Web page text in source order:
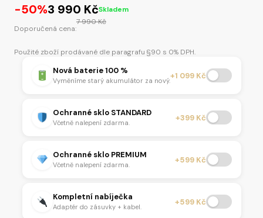
-50%Původní
cena
7
990 Kč.
3 990 KčAktuální
cena
3
990 Kč.
Skladem
Doporučená cena:
7 990Kč
Použité zboží prodávané dle paragrafu §90 s 0% DPH.
Nová baterie 100 %
Vyměníme starý akumulátor za nový.+1 099 Kč
Ochranné sklo STANDARD
Včetně nalepení zdarma. +399 Kč
Ochranné sklo PREMIUM
Včetně nalepení zdarma. +599 Kč
Kompletní nabíječka
Adaptér do zásuvky + kabel. +599 Kč